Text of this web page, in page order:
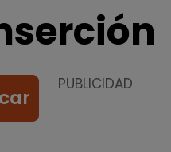
PUBLICIDAD